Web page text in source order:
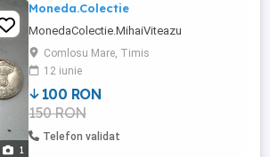
1
Moneda.Colectie
MonedaColectie.MihaiViteazu
Comlosu Mare, Timis
12 iunie
100 RON
150 RON
Telefon validat